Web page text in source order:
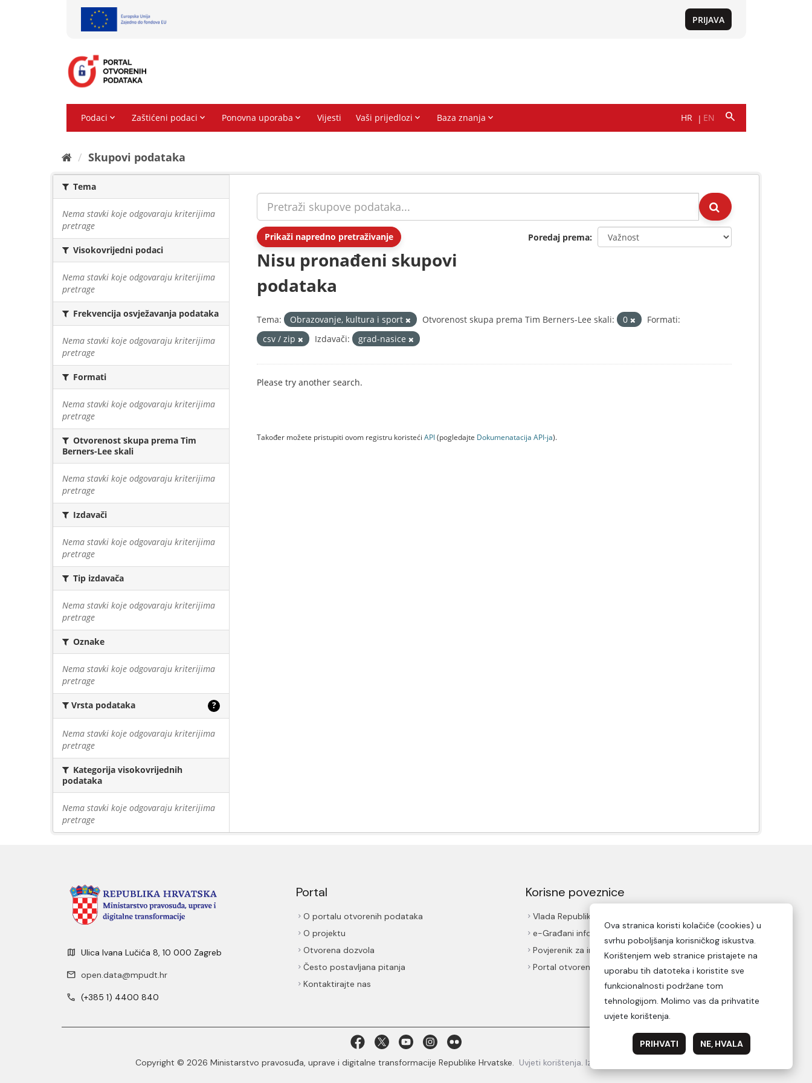
Skupovi podаtаkа
Tema
Nema stavki koje odgovaraju kriterijima
pretrage
Visokovrijedni podaci
Nema stavki koje odgovaraju kriterijima
pretrage
Frekvencija osvježavanja podataka
Nema stavki koje odgovaraju kriterijima
pretrage
Formati
Nema stavki koje odgovaraju kriterijima
pretrage
Otvorenost skupa prema Tim
Berners-Lee skali
Nema stavki koje odgovaraju kriterijima
pretrage
Izdavači
Nema stavki koje odgovaraju kriterijima
pretrage
Tip izdavača
Nema stavki koje odgovaraju kriterijima
pretrage
Oznake
Nema stavki koje odgovaraju kriterijima
pretrage
Vrsta podataka ?
Nema stavki koje odgovaraju kriterijima
pretrage
Kategorija visokovrijednih
podataka
Nema stavki koje odgovaraju kriterijima
pretrage
Prikaži napredno pretraživanje Poredaj prema
Nisu pronađeni skupovi
podataka
Tema: Obrazovanje, kultura i sport Otvorenost skupa prema Tim Berners-Lee skali: 0
Formati:
csv / zip
Izdavači: grad-nasice
Please try another search.
Također možete pristupiti ovom registru koristeći API(pogledajte Dokumenаtаcijа API-jа).